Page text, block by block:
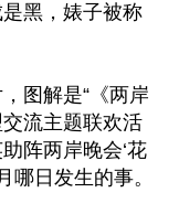
黑，婊子被称
图解是“《两岸
流主题联欢活
阵两岸晚会‘花
哪日发生的事。